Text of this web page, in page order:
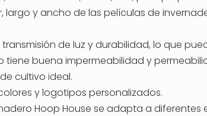
largo y ancho de las películas de
de luz y durabilidad, lo que
buena impermeabilidad y
cultivo ideal.
y logotipos personalizados.
Hoop House se adapta a